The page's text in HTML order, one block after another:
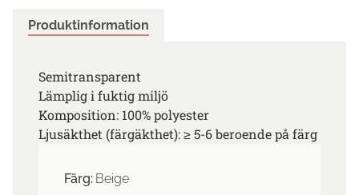
Produktinformation
Semitransparent
Lämplig i fuktig miljö
Komposition: 100% polyester
Ljusäkthet (färgäkthet): ≥ 5-6 beroende på färg
Färg: Beige